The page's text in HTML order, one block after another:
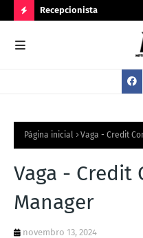
O
V
G
A
Recepcionista
Página inicial Vaga - Credit
Vaga -
Manager
novembro 13, 2024